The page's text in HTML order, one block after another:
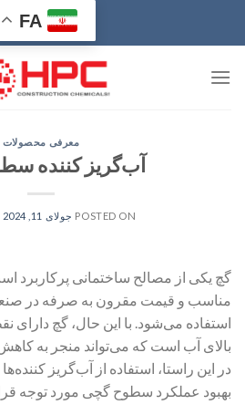
FA
معرفی محصولات
آب‌گریز کننده
POSTED ON جولای 11, 2024
گچ یکی از مصالح ساختمانی پرکاربرد
مناسب و قیمت مقرون به صرفه در
استفاده می‌شود. با این حال، گچ
بالای آب است که می‌تواند منجر به
در این راستا، استفاده از آب‌گریز
بهبود عملکرد سطوح گچی مورد توجه